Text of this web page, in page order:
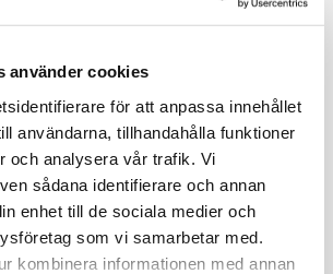
använder cookies
för att anpassa innehållet
användarna, tillhandahålla funktioner
och analysera vår trafik. Vi
sådana identifierare och annan
enhet till de sociala medier och
som vi samarbetar med.
kombinera informationen med annan
avtalsrörelsen
- Gröna arbetsgivares avtalssajt